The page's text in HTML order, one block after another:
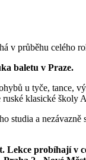
v průběhu celého
baletu v Praze.
u tyče, tance,
klasické školy
studia a nezávazně
Lekce probíhají v